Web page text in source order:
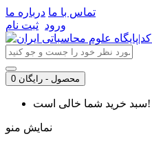
تماس با ما درباره ما
ورود ثبت نام
0 محصول - رایگان
سبد خرید شما خالی است!
نمایش منو